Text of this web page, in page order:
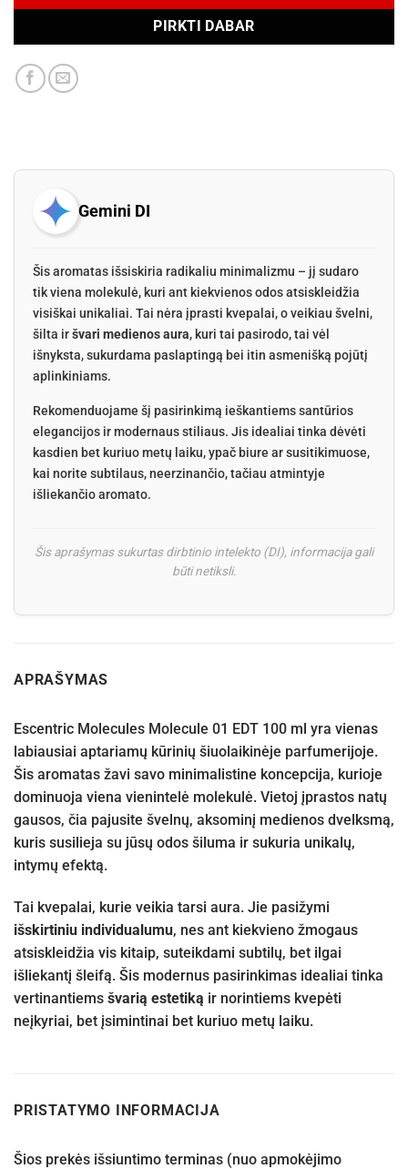
PIRKTI DABAR
Gemini DI
Šis aromatas išsiskiria radikaliu minimalizmu – jį sudaro
tik viena molekulė, kuri ant kiekvienos odos atsiskleidžia
visiškai unikaliai. Tai nėra įprasti kvepalai, o veikiau švelni,
šilta iršvari medienos aura, kuri tai pasirodo, tai vėl
išnyksta, sukurdama paslaptingą bei itin asmenišką pojūtį
aplinkiniams.
Rekomenduojame šį pasirinkimą ieškantiems santūrios
elegancijos ir modernaus stiliaus. Jis idealiai tinka dėvėti
kasdien bet kuriuo metų laiku, ypač biure ar susitikimuose,
kai norite subtilaus, neerzinančio, tačiau atmintyje
išliekančio aromato.
Šis aprašymas sukurtas dirbtinio intelekto (DI), informacija gali
būti netiksli.
APRAŠYMAS
Escentric Molecules Molecule 01 EDT 100 ml yra vienas
labiausiai aptariamų kūrinių šiuolaikinėje parfumerijoje.
Šis aromatas žavi savo minimalistine koncepcija, kurioje
dominuoja viena vienintelė molekulė. Vietoj įprastos natų
gausos, čia pajusite švelnų, aksominį medienos dvelksmą,
kuris susilieja su jūsų odos šiluma ir sukuria unikalų,
intymų efektą.
Tai kvepalai, kurie veikia tarsi aura. Jie pasižymi
išskirtiniu individualumu, nes ant kiekvieno žmogaus
atsiskleidžia vis kitaip, suteikdami subtilų, bet ilgai
išliekantį šleifą. Šis modernus pasirinkimas idealiai tinka
vertinantiems švarią estetiką ir norintiems kvepėti
neįkyriai, bet įsimintinai bet kuriuo metų laiku.
PRISTATYMO INFORMACIJA
Šios prekės išsiuntimo terminas (nuo apmokėjimo